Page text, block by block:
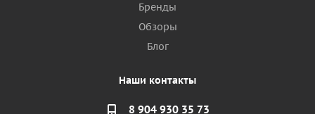
Бренды
Обзоры
Блог
Наши контакты
8 904 930 35 73